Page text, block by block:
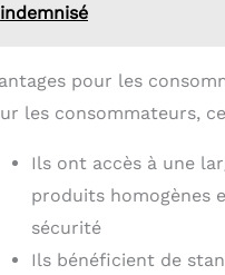
indemnisé
pour les
les consommateurs,
Ils ont accès à une
produits homogènes
sécurité
Ils bénéficient de